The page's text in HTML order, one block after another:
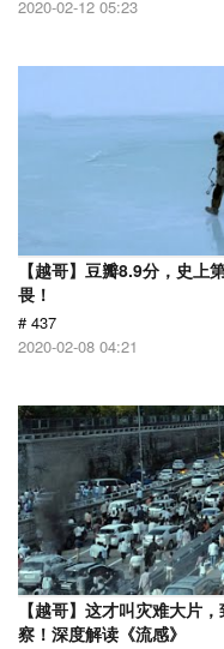
2020-02-12 05:23
【越哥】豆瓣8.9分，史上
畏！
# 437
2020-02-08 04:21
【越哥】这才叫灾难大片
察！深度解读《流感》